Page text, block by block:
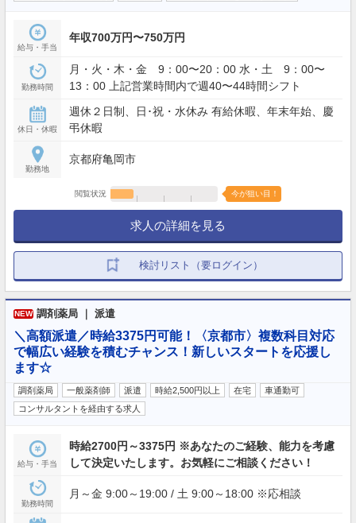
給与・手当
年収700万円〜750万円
勤務時間
月・火・木・金 9：00〜20：00 水・土 9：00〜
13：00 上記営業時間内で週40〜44時間シフト
休日・休暇
週休２日制、日･祝・水休み 有給休暇、年末年始、慶
弔休暇
勤務地
京都府亀岡市
閲覧状況 今が狙い目！
求人の詳細を見る
検討リスト（要ログイン）
NEW 調剤薬局 ｜ 派遣
＼高額派遣／時給3375円可能！〈京都市〉複数科目対応
で幅広い経験を積むチャンス！新しいスタートを応援し
ます☆
調剤薬局 一般薬剤師 派遣 時給2,500円以上 在宅
車通勤可
コンサルタントを経由する求人
給与・手当
時給2700円～3375円 ※あなたのご経験、能力を考慮
して決定いたします。お気軽にご相談ください！
勤務時間
月～金 9:00～19:00 / 土 9:00～18:00 ※応相談